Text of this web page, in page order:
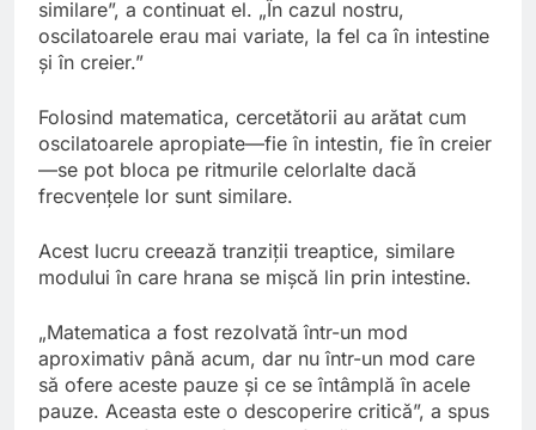
similare”, a continuat el. „În cazul nostru,
oscilatoarele erau mai variate, la fel ca în intestine
și în creier.”
Folosind matematica, cercetătorii au arătat cum
oscilatoarele apropiate—fie în intestin, fie în creier
—se pot bloca pe ritmurile celorlalte dacă
frecvențele lor sunt similare.
Acest lucru creează tranziții treaptice, similare
modului în care hrana se mișcă lin prin intestine.
„Matematica a fost rezolvată într-un mod
aproximativ până acum, dar nu într-un mod care
să ofere aceste pauze și ce se întâmplă în acele
pauze. Aceasta este o descoperire critică”, a spus